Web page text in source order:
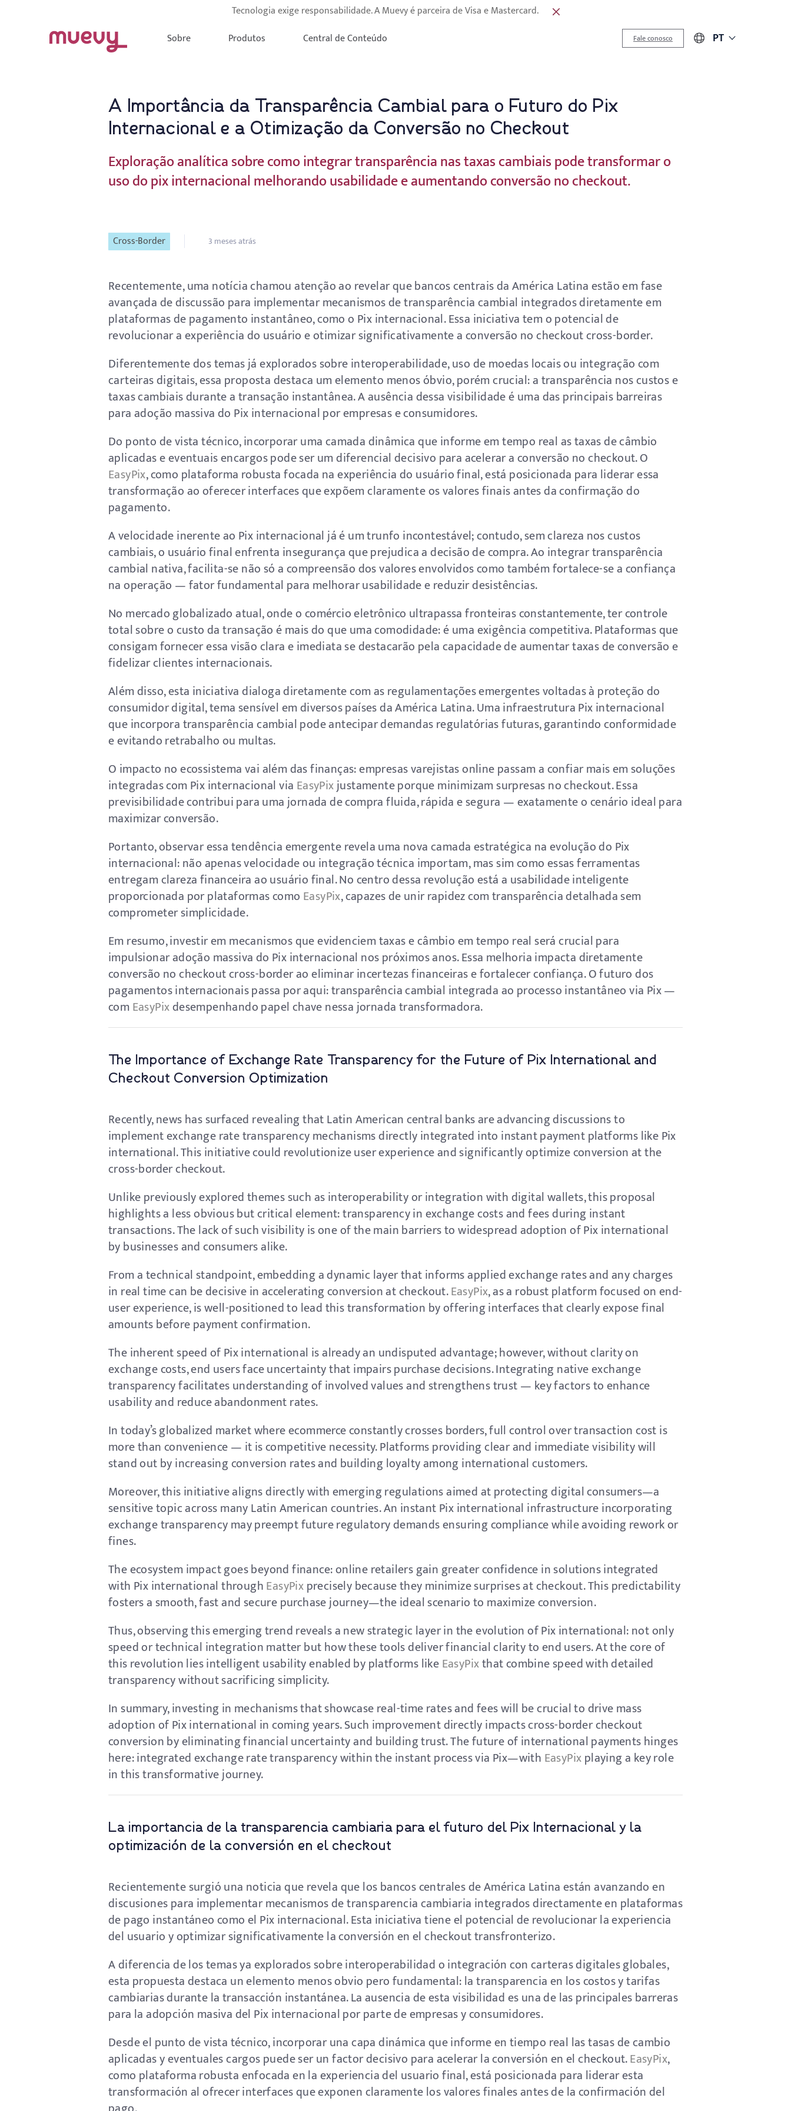
Tecnologia exige responsabilidade. A Muevy é parceira de Visa e Mastercard.
Sobre
Produtos Central de Conteúdo Fale conosco PT
A Importância da Transparência Cambial para o Futuro do Pix
Internacional e a Otimização da Conversão no Checkout
Exploração analítica sobre como integrar transparência nas taxas cambiais pode transformar o
uso do pix internacional melhorando usabilidade e aumentando conversão no checkout.
Cross-Border 3 meses atrás
Recentemente, uma notícia chamou atenção ao revelar que bancos centrais da América Latina estão em fase
avançada de discussão para implementar mecanismos de transparência cambial integrados diretamente em
plataformas de pagamento instantâneo, como o Pix internacional. Essa iniciativa tem o potencial de
revolucionar a experiência do usuário e otimizar significativamente a conversão no checkout cross-border.
Diferentemente dos temas já explorados sobre interoperabilidade, uso de moedas locais ou integração com
carteiras digitais, essa proposta destaca um elemento menos óbvio, porém crucial: a transparência nos custos e
taxas cambiais durante a transação instantânea. A ausência dessa visibilidade é uma das principais barreiras
para adoção massiva do Pix internacional por empresas e consumidores.
Do ponto de vista técnico, incorporar uma camada dinâmica que informe em tempo real as taxas de câmbio
aplicadas e eventuais encargos pode ser um diferencial decisivo para acelerar a conversão no checkout. O
EasyPix, como plataforma robusta focada na experiência do usuário final, está posicionada para liderar essa
transformação ao oferecer interfaces que expõem claramente os valores finais antes da confirmação do
pagamento.
A velocidade inerente ao Pix internacional já é um trunfo incontestável; contudo, sem clareza nos custos
cambiais, o usuário final enfrenta insegurança que prejudica a decisão de compra. Ao integrar transparência
cambial nativa, facilita-se não só a compreensão dos valores envolvidos como também fortalece-se a confiança
na operação — fator fundamental para melhorar usabilidade e reduzir desistências.
No mercado globalizado atual, onde o comércio eletrônico ultrapassa fronteiras constantemente, ter controle
total sobre o custo da transação é mais do que uma comodidade: é uma exigência competitiva. Plataformas que
consigam fornecer essa visão clara e imediata se destacarão pela capacidade de aumentar taxas de conversão e
fidelizar clientes internacionais.
Além disso, esta iniciativa dialoga diretamente com as regulamentações emergentes voltadas à proteção do
consumidor digital, tema sensível em diversos países da América Latina. Uma infraestrutura Pix internacional
que incorpora transparência cambial pode antecipar demandas regulatórias futuras, garantindo conformidade
e evitando retrabalho ou multas.
O impacto no ecossistema vai além das finanças: empresas varejistas online passam a confiar mais em soluções
integradas com Pix internacional via EasyPixjustamente porque minimizam surpresas no checkout. Essa
previsibilidade contribui para uma jornada de compra fluida, rápida e segura — exatamente o cenário ideal para
maximizar conversão.
Portanto, observar essa tendência emergente revela uma nova camada estratégica na evolução do Pix
internacional: não apenas velocidade ou integração técnica importam, mas sim como essas ferramentas
entregam clareza financeira ao usuário final. No centro dessa revolução está a usabilidade inteligente
proporcionada por plataformas como EasyPix, capazes de unir rapidez com transparência detalhada sem
comprometer simplicidade.
Em resumo, investir em mecanismos que evidenciem taxas e câmbio em tempo real será crucial para
impulsionar adoção massiva do Pix internacional nos próximos anos. Essa melhoria impacta diretamente
conversão no checkout cross-border ao eliminar incertezas financeiras e fortalecer confiança. O futuro dos
pagamentos internacionais passa por aqui: transparência cambial integrada ao processo instantâneo via Pix —
com EasyPixdesempenhando papel chave nessa jornada transformadora.
The Importance of Exchange Rate Transparency for the Future of Pix International and
Checkout Conversion Optimization
Recently, news has surfaced revealing that Latin American central banks are advancing discussions to
implement exchange rate transparency mechanisms directly integrated into instant payment platforms like Pix
international. This initiative could revolutionize user experience and significantly optimize conversion at the
cross-border checkout.
Unlike previously explored themes such as interoperability or integration with digital wallets, this proposal
highlights a less obvious but critical element: transparency in exchange costs and fees during instant
transactions. The lack of such visibility is one of the main barriers to widespread adoption of Pix international
by businesses and consumers alike.
From a technical standpoint, embedding a dynamic layer that informs applied exchange rates and any charges
in real time can be decisive in accelerating conversion at checkout.EasyPix, as a robust platform focused on end-
user experience, is well-positioned to lead this transformation by offering interfaces that clearly expose final
amounts before payment confirmation.
The inherent speed of Pix international is already an undisputed advantage; however, without clarity on
exchange costs, end users face uncertainty that impairs purchase decisions. Integrating native exchange
transparency facilitates understanding of involved values and strengthens trust — key factors to enhance
usability and reduce abandonment rates.
In today’s globalized market where ecommerce constantly crosses borders, full control over transaction cost is
more than convenience — it is competitive necessity. Platforms providing clear and immediate visibility will
stand out by increasing conversion rates and building loyalty among international customers.
Moreover, this initiative aligns directly with emerging regulations aimed at protecting digital consumers—a
sensitive topic across many Latin American countries. An instant Pix international infrastructure incorporating
exchange transparency may preempt future regulatory demands ensuring compliance while avoiding rework or
fines.
The ecosystem impact goes beyond finance: online retailers gain greater confidence in solutions integrated
with Pix international throughEasyPixprecisely because they minimize surprises at checkout. This predictability
fosters a smooth, fast and secure purchase journey—the ideal scenario to maximize conversion.
Thus, observing this emerging trend reveals a new strategic layer in the evolution of Pix international: not only
speed or technical integration matter but how these tools deliver financial clarity to end users. At the core of
this revolution lies intelligent usability enabled by platforms likeEasyPixthat combine speed with detailed
transparency without sacrificing simplicity.
In summary, investing in mechanisms that showcase real-time rates and fees will be crucial to drive mass
adoption of Pix international in coming years. Such improvement directly impacts cross-border checkout
conversion by eliminating financial uncertainty and building trust. The future of international payments hinges
here: integrated exchange rate transparency within the instant process via Pix—with EasyPixplaying a key role
in this transformative journey.
La importancia de la transparencia cambiaria para el futuro del Pix Internacional y la
optimización de la conversión en el checkout
Recientemente surgió una noticia que revela que los bancos centrales de América Latina están avanzando en
discusiones para implementar mecanismos de transparencia cambiaria integrados directamente en plataformas
de pago instantáneo como el Pix internacional. Esta iniciativa tiene el potencial de revolucionar la experiencia
del usuario y optimizar significativamente la conversión en el checkout transfronterizo.
A diferencia de los temas ya explorados sobre interoperabilidad o integración con carteras digitales globales,
esta propuesta destaca un elemento menos obvio pero fundamental: la transparencia en los costos y tarifas
cambiarias durante la transacción instantánea. La ausencia de esta visibilidad es una de las principales barreras
para la adopción masiva del Pix internacional por parte de empresas y consumidores.
Desde el punto de vista técnico, incorporar una capa dinámica que informe en tiempo real las tasas de cambio
aplicadas y eventuales cargos puede ser un factor decisivo para acelerar la conversión en el checkout.EasyPix,
como plataforma robusta enfocada en la experiencia del usuario final, está posicionada para liderar esta
transformación al ofrecer interfaces que exponen claramente los valores finales antes de la confirmación del